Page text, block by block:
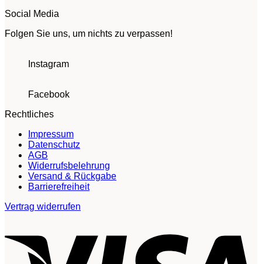
Social Media
Folgen Sie uns, um nichts zu verpassen!
Instagram
Facebook
Rechtliches
Impressum
Datenschutz
AGB
Widerrufsbelehrung
Versand & Rückgabe
Barrierefreiheit
Vertrag widerrufen